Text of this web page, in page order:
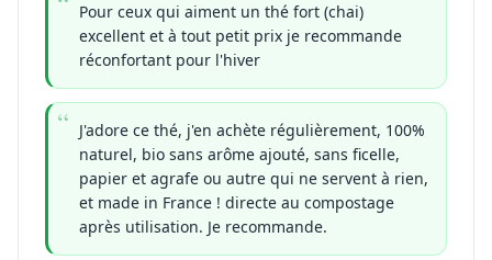
Pour ceux qui aiment un thé fort (chai)
excellent et à tout petit prix je recommande
réconfortant pour l'hiver
J'adore ce thé, j'en achète régulièrement, 100%
naturel, bio sans arôme ajouté, sans ficelle,
papier et agrafe ou autre qui ne servent à rien,
et made in France ! directe au compostage
après utilisation. Je recommande.